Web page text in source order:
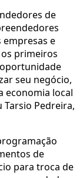
de
empresas e
primeiros
seu negócio,
economia local
Pedreira,
de
para troca de